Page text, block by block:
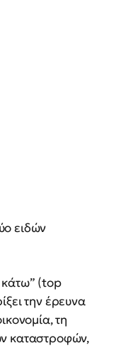
ειδών
(top
την έρευνα
τη
καταστροφών,